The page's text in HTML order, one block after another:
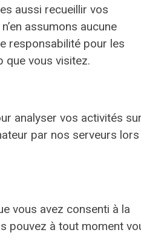
aussi recueillir vos
assumons aucune
responsabilité pour les
que vous visitez.
analyser vos activités
par nos serveurs
vous avez consenti à la
pouvez à tout moment